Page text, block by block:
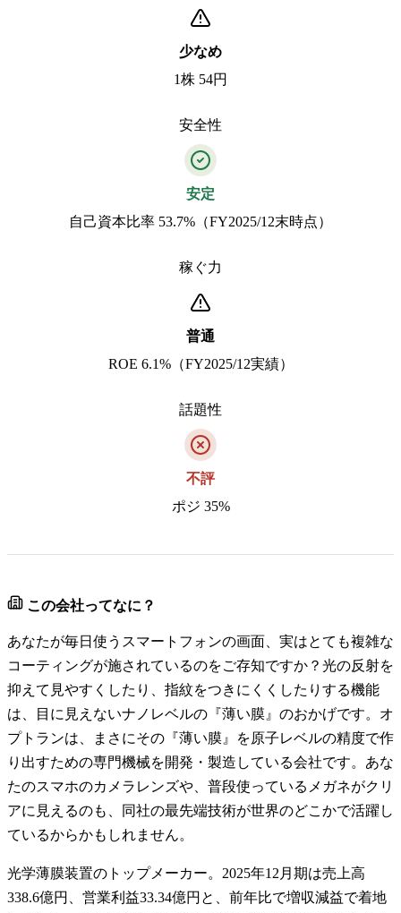
少なめ
1株 54円
安全性
安定
自己資本比率 53.7%（FY2025/12末時点）
稼ぐ力
普通
ROE 6.1%（FY2025/12実績）
話題性
不評
ポジ 35%
この会社ってなに？
あなたが毎日使うスマートフォンの画面、実はとても複雑な
コーティングが施されているのをご存知ですか？光の反射を
抑えて見やすくしたり、指紋をつきにくくしたりする機能
は、目に見えないナノレベルの『薄い膜』のおかげです。オ
プトランは、まさにその『薄い膜』を原子レベルの精度で作
り出すための専門機械を開発・製造している会社です。あな
たのスマホのカメラレンズや、普段使っているメガネがクリ
アに見えるのも、同社の最先端技術が世界のどこかで活躍し
ているからかもしれません。
光学薄膜装置のトップメーカー。2025年12月期は売上高
338.6億円、営業利益33.34億円と、前年比で増収減益で着地